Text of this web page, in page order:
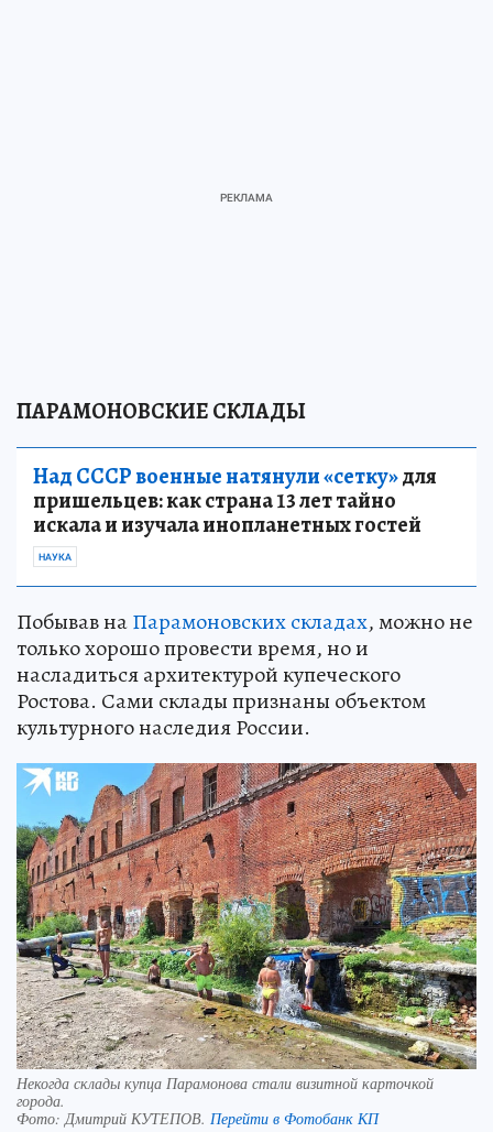
ПАРАМОНОВСКИЕ СКЛАДЫ
Над СССР военные натянули «сетку»для
пришельцев: как страна 13 лет тайно
искала и изучала инопланетных гостей
НАУКА
Побывав наПарамоновских складах, можно не
только хорошо провести время, но и
насладиться архитектурой купеческого
Ростова. Сами склады признаны объектом
культурного наследия России.
Некогда склады купца Парамонова стали визитной карточкой
города.
Фото:Дмитрий КУТЕПОВ. Перейти в Фотобанк КП